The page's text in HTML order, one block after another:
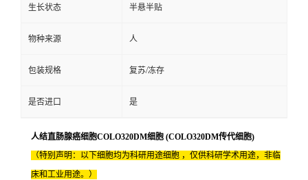
生长状态 半悬半贴
物种来源 人
包装规格 复苏/冻存
是否进口 是
人结直肠腺癌细胞COLO320DM细胞 (COLO320DM传代细胞)
（特别声明：以下细胞均为科研用途细胞 ，仅供科研学术用途，非临
床和工业用途。）